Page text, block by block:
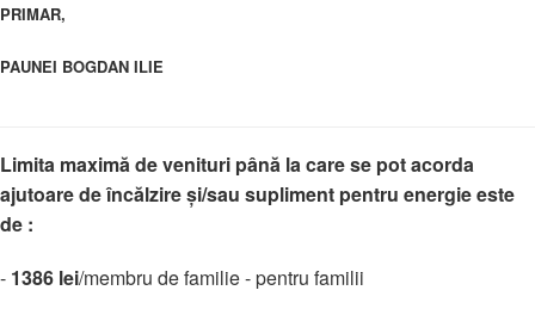
PRIMAR,
PAUNEI BOGDAN ILIE
Limita maximă de venituri până la care se pot acorda
ajutoare de încălzire și/sau supliment pentru energie este
de :
- 1386 lei/membru de familie - pentru familii